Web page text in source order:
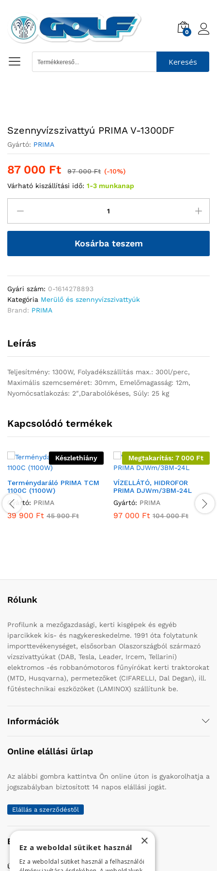
0
Keresés
Szennyvízszivattyú PRIMA V-1300DF
Gyártó: PRIMA
87 000 Ft 97 000Ft (-10%)
Várható kiszállítási idő: 1-3 munkanap
Kosárba teszem
Gyári szám: 0-1614278893
Kategória Merülő és szennyvízszivattyúk
Brand: PRIMA
Leírás
Teljesítmény: 1300W, Folyadékszállítás max.: 300l/perc,
Maximális szemcseméret: 30mm, Emelőmagasság: 12m,
Nyomócsatlakozás: 2″,Darabolókéses, Súly: 25 kg
Kapcsolódó termékek
Készlethiány
Terménydaráló PRIMA TCM
1100C (1100W)
Gyártó: PRIMA
39 900 Ft 45 900Ft
Megtakarítás: 7 000 Ft
VÍZELLÁTÓ, HIDROFOR
PRIMA DJWm/3BM-24L
Gyártó: PRIMA
97 000 Ft 104 000Ft
Rólunk
Profilunk a mezőgazdasági, kerti kisgépek és egyéb
iparcikkek kis- és nagykereskedelme. 1991 óta folytatunk
importtevékenységet, elsősorban Olaszországból származó
vízszivattyúkat (DAB, Tesla, Leader, Ircem, Tellarini)
elektromos -és robbanómotoros fűnyírókat kerti traktorokat
(MTD, Husqvarna), permetezőket (CIFARELLI, Dal Degan), ill.
fűtéstechnikai eszközöket (LAMINOX) szállítunk be.
Információk
Online elállási űrlap
Az alábbi gombra kattintva Ön online úton is gyakorolhatja a
jogszabályban biztosított 14 napos elállási jogát.
Elállás a szerződéstől
Elérhetőség
Üzletünk címe:Szolnok, Vércse út 17.
×
Ez a weboldal sütiket használ
Ez a weboldal sütiket használ a felhasználói